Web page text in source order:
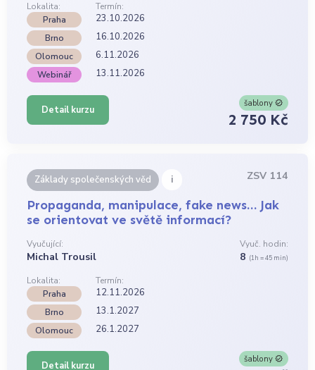
Lokalita:
Termín:
Praha
23.10.2026
Brno 16.10.2026
Olomouc 6.11.2026
Webinář 13.11.2026
Detail kurzu
šablony
2 750 Kč
Základy společenských věd i ZSV 114
Propaganda, manipulace, fake news… Jak
se orientovat ve světě informací?
Vyučující:
Michal Trousil
Vyuč. hodin:
8 (1h = 45 min)
Lokalita:
Termín:
Praha
12.11.2026
Brno 13.1.2027
Olomouc 26.1.2027
Detail kurzu
šablony